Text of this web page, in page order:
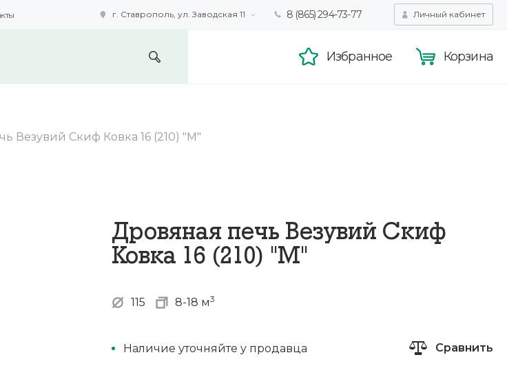
г. Ставрополь, ул. Заводская 11 8 (865) 294-73-77 Личный кабинет
Избранное Корзина
Везувий Скиф Ковка 16 (210) "М"
Дровяная печь Везувий Скиф
Ковка 16 (210) "М"
115 8-18 м3
Наличие уточняйте у продавца Сравнить
получения данных с целью сбора статистики,